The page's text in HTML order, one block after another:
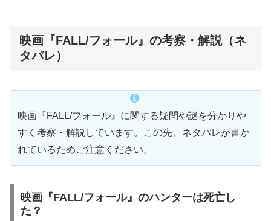
映画『FALL/フォール』の考察・解説（ネ
タバレ）
映画『FALL/フォール』に関する疑問や謎を分かりや
すく考察・解説しています。この先、ネタバレが書か
れているためご注意ください。
映画『FALL/フォール』のハンターは死亡し
た？